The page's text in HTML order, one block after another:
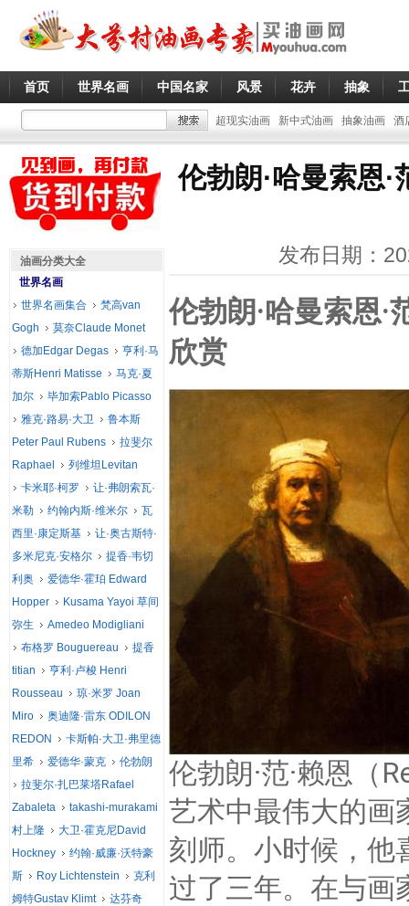
首页 世界名画 中国名家 风景 花卉 抽象
超现实油画 新中式油画 抽象油画 酒
伦勃朗·哈曼索恩
发布日期：
伦勃朗·哈曼索恩
欣赏
伦勃朗·范·赖恩（
艺术中最伟大的画
刻师。 小时候，他
过了三年。 在与画
油画分类大全
世界名画
世界名画集合
梵高van
Gogh
莫奈Claude Monet
德加Edgar Degas
亨利·马
蒂斯Henri Matisse
马克·夏
加尔
毕加索Pablo Picasso
雅克·路易·大卫
鲁本斯
Peter Paul Rubens
拉斐尔
Raphael
列维坦Levitan
卡米耶·柯罗
让·弗朗索瓦·
米勒
约翰内斯·维米尔
瓦
西里·康定斯基
让·奥古斯特·
多米尼克·安格尔
提香·韦切
利奥
爱德华·霍珀 Edward
Hopper
Kusama Yayoi 草间
弥生
Amedeo Modigliani
布格罗 Bouguereau
提香
titian
亨利·卢梭 Henri
Rousseau
琼·米罗 Joan
Miro
奥迪隆·雷东 ODILON
REDON
卡斯帕·大卫·弗里德
里希
爱德华·蒙克
伦勃朗
拉斐尔·扎巴莱塔Rafael
Zabaleta
takashi-murakami
村上隆
大卫·霍克尼David
Hockney
约翰·威廉·沃特豪
斯
Roy Lichtenstein
克利
姆特Gustav Klimt
达芬奇